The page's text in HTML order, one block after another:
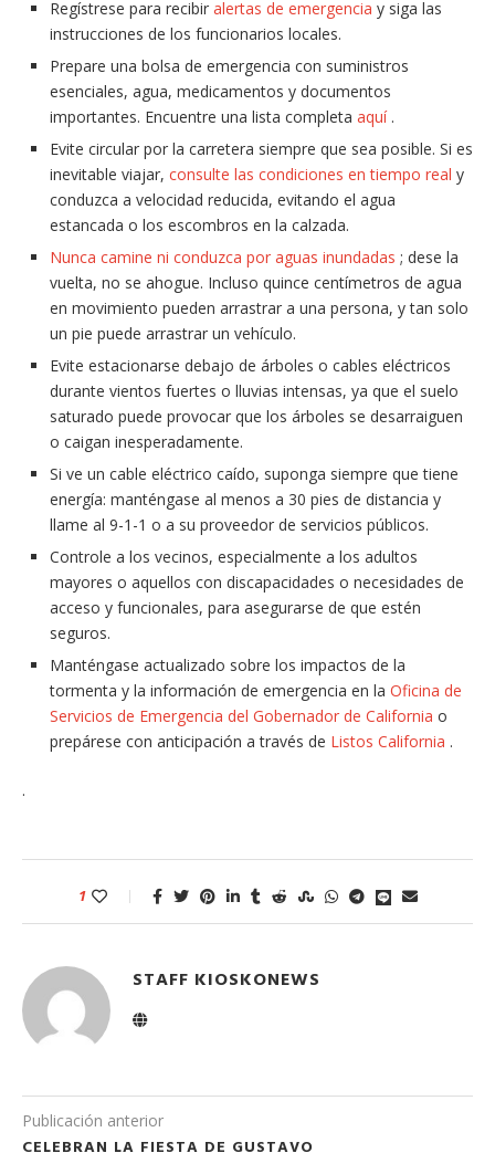
Regístrese para recibir alertas de emergencia y siga las
instrucciones de los funcionarios locales.
Prepare una bolsa de emergencia con suministros
esenciales, agua, medicamentos y documentos
importantes. Encuentre una lista completa aquí.
Evite circular por la carretera siempre que sea posible. Si es
inevitable viajar, consulte las condiciones en tiempo real y
conduzca a velocidad reducida, evitando el agua
estancada o los escombros en la calzada.
Nunca camine ni conduzca por aguas inundadas ; dese la
vuelta, no se ahogue. Incluso quince centímetros de agua
en movimiento pueden arrastrar a una persona, y tan solo
un pie puede arrastrar un vehículo.
Evite estacionarse debajo de árboles o cables eléctricos
durante vientos fuertes o lluvias intensas, ya que el suelo
saturado puede provocar que los árboles se desarraiguen
o caigan inesperadamente.
Si ve un cable eléctrico caído, suponga siempre que tiene
energía: manténgase al menos a 30 pies de distancia y
llame al 9-1-1 o a su proveedor de servicios públicos.
Controle a los vecinos, especialmente a los adultos
mayores o aquellos con discapacidades o necesidades de
acceso y funcionales, para asegurarse de que estén
seguros.
Manténgase actualizado sobre los impactos de la
tormenta y la información de emergencia en la Oficina de
Servicios de Emergencia del Gobernador de California o
prepárese con anticipación a través de Listos California .
.
1
STAFF KIOSKONEWS
Publicación anterior
CELEBRAN LA FIESTA DE GUSTAVO